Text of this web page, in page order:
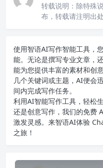
转载说明： 除特殊
布，转载请注明出处
使用智语AI写作智能工具，
能。无论是撰写专业文章，
能为您提供丰富的素材和创
几个关键词或主题，AI便会
间内完成写作任务。
利用AI智能写作工具，轻松
还是创意写作，我们的免费
激发灵感。来智语AI体验
之旅！